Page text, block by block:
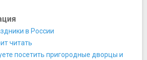
кладбище
острова
в России
читать
посетить пригородные дворцы и